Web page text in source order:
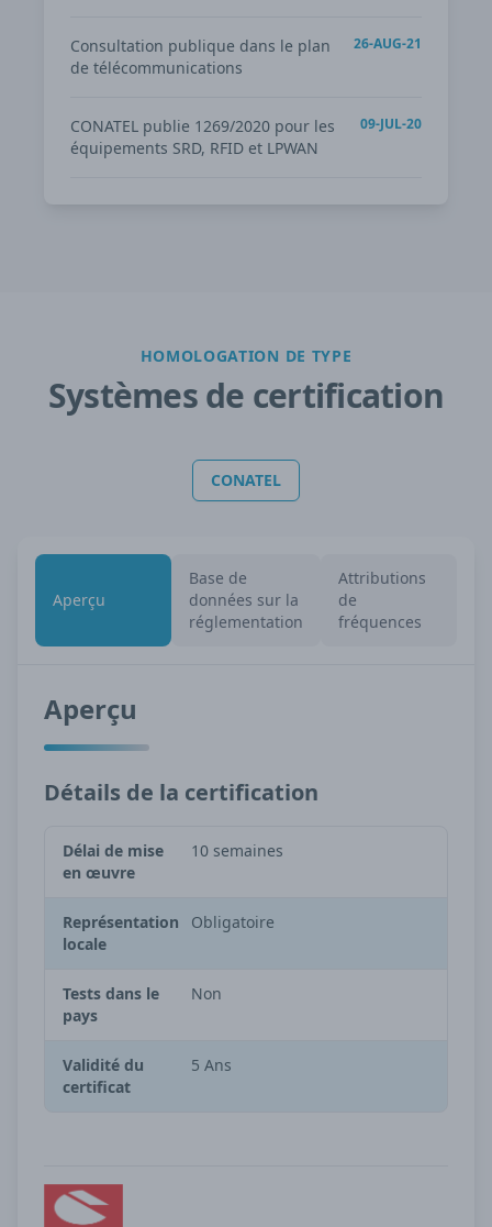
Consultation publique dans le plan
de télécommunications
26-AUG-21
CONATEL publie 1269/2020 pour les
équipements SRD, RFID et LPWAN
09-JUL-20
HOMOLOGATION DE TYPE
Systèmes de certification
CONATEL
Aperçu
Base de
données sur la
réglementation
Attributions
de
fréquences
Aperçu
Détails de la certification
Délai de mise
en œuvre
10 semaines
Représentation
locale
Obligatoire
Tests dans le
pays
Non
Validité du
certificat
5 Ans